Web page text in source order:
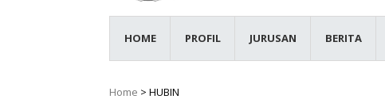
HOME PROFIL JURUSAN BERITA
Home > HUBIN